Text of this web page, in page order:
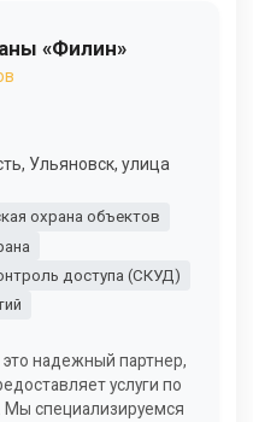
«Филин»
Ульяновск, улица
охрана объектов
доступа (СКУД)
надежный партнер,
услуги по
Мы специализируемся